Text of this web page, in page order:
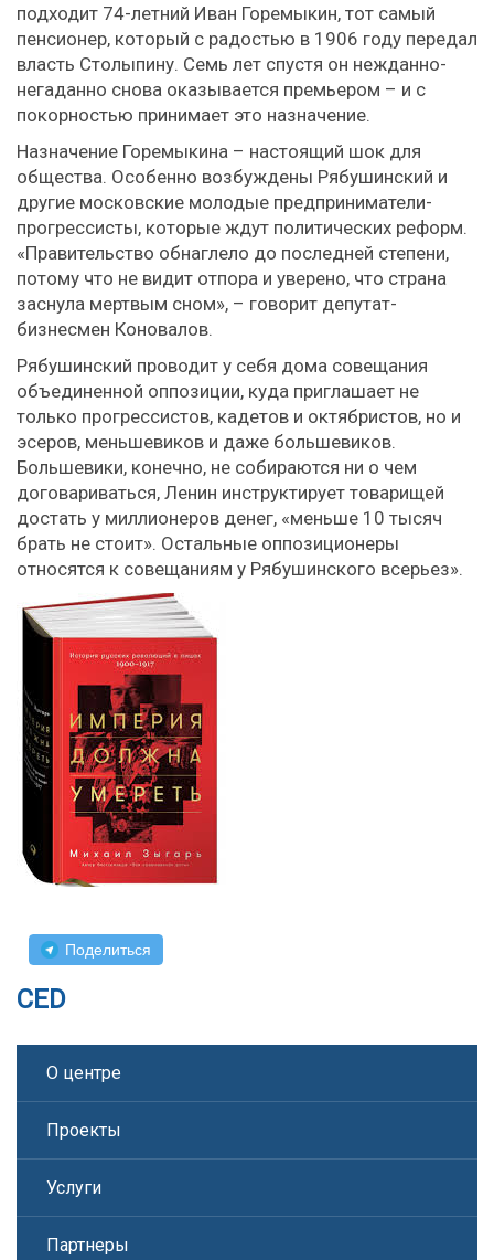
подходит 74-летний Иван Горемыкин, тот самый
пенсионер, который с радостью в 1906 году передал
власть Столыпину. Семь лет спустя он нежданно-
негаданно снова оказывается премьером – и с
покорностью принимает это назначение.
Назначение Горемыкина – настоящий шок для
общества. Особенно возбуждены Рябушинский и
другие московские молодые предприниматели-
прогрессисты, которые ждут политических реформ.
«Правительство обнаглело до последней степени,
потому что не видит отпора и уверено, что страна
заснула мертвым сном», – говорит депутат-
бизнесмен Коновалов.
Рябушинский проводит у себя дома совещания
объединенной оппозиции, куда приглашает не
только прогрессистов, кадетов и октябристов, но и
эсеров, меньшевиков и даже большевиков.
Большевики, конечно, не собираются ни о чем
договариваться, Ленин инструктирует товарищей
достать у миллионеров денег, «меньше 10 тысяч
брать не стоит». Остальные оппозиционеры
относятся к совещаниям у Рябушинского всерьез».
Поделиться
CED
О центре
Проекты
Услуги
Партнеры